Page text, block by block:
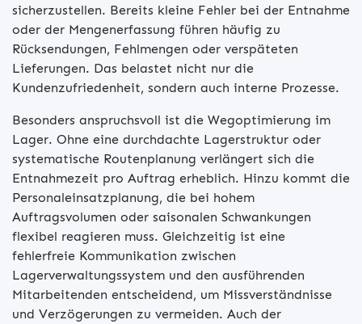
sicherzustellen. Bereits kleine Fehler bei der Entnahme
oder der Mengenerfassung führen häufig zu
Rücksendungen, Fehlmengen oder verspäteten
Lieferungen. Das belastet nicht nur die
Kundenzufriedenheit, sondern auch interne Prozesse.
Besonders anspruchsvoll ist die Wegoptimierung im
Lager. Ohne eine durchdachte Lagerstruktur oder
systematische Routenplanung verlängert sich die
Entnahmezeit pro Auftrag erheblich. Hinzu kommt die
Personaleinsatzplanung, die bei hohem
Auftragsvolumen oder saisonalen Schwankungen
flexibel reagieren muss. Gleichzeitig ist eine
fehlerfreie Kommunikation zwischen
Lagerverwaltungssystem und den ausführenden
Mitarbeitenden entscheidend, um Missverständnisse
und Verzögerungen zu vermeiden. Auch der